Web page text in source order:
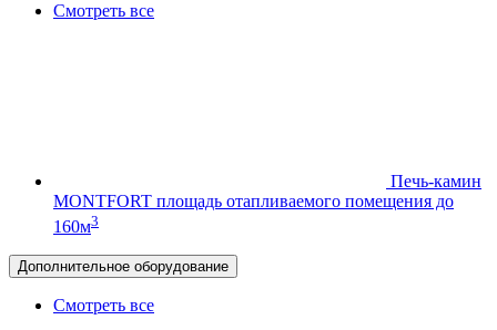
Смотреть все
Печь-камин
MONTFORT площадь отапливаемого помещения до
160м3
Дополнительное оборудование
Смотреть все